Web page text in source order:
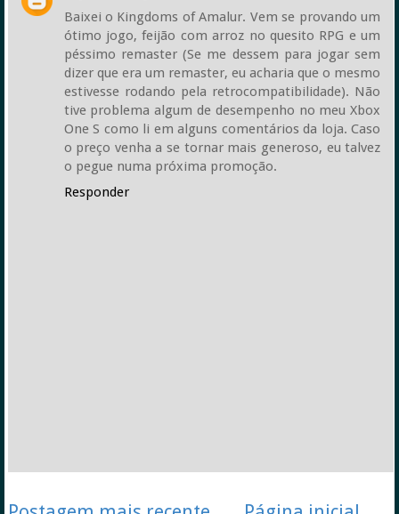
Baixei o Kingdoms of Amalur. Vem se provando um
ótimo jogo, feijão com arroz no quesito RPG e um
péssimo remaster (Se me dessem para jogar sem
dizer que era um remaster, eu acharia que o mesmo
estivesse rodando pela retrocompatibilidade). Não
tive problema algum de desempenho no meu Xbox
One S como li em alguns comentários da loja. Caso
o preço venha a se tornar mais generoso, eu talvez
o pegue numa próxima promoção.
Responder